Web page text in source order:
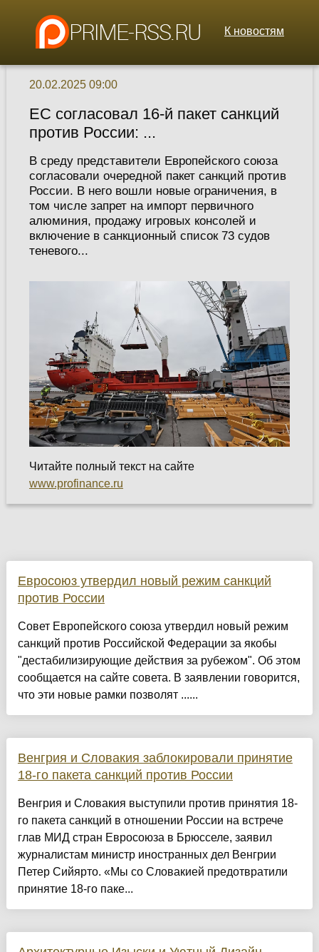
К новостям
20.02.2025 09:00
ЕС согласовал 16-й пакет санкций
против России: ...
В среду представители Европейского союза
согласовали очередной пакет санкций против
России. В него вошли новые ограничения, в
том числе запрет на импорт первичного
алюминия, продажу игровых консолей и
включение в санкционный список 73 судов
теневого...
Читайте полный текст на сайте
www.profinance.ru
Евросоюз утвердил новый режим санкций
против России
Совет Европейского союза утвердил новый режим
санкций против Российской Федерации за якобы
"дестабилизирующие действия за рубежом". Об этом
сообщается на сайте совета. В заявлении говорится,
что эти новые рамки позволят ......
Венгрия и Словакия заблокировали принятие
18-го пакета санкций против России
Венгрия и Словакия выступили против принятия 18-
го пакета санкций в отношении России на встрече
глав МИД стран Евросоюза в Брюсселе, заявил
журналистам министр иностранных дел Венгрии
Петер Сийярто. «Мы со Словакией предотвратили
принятие 18-го паке...